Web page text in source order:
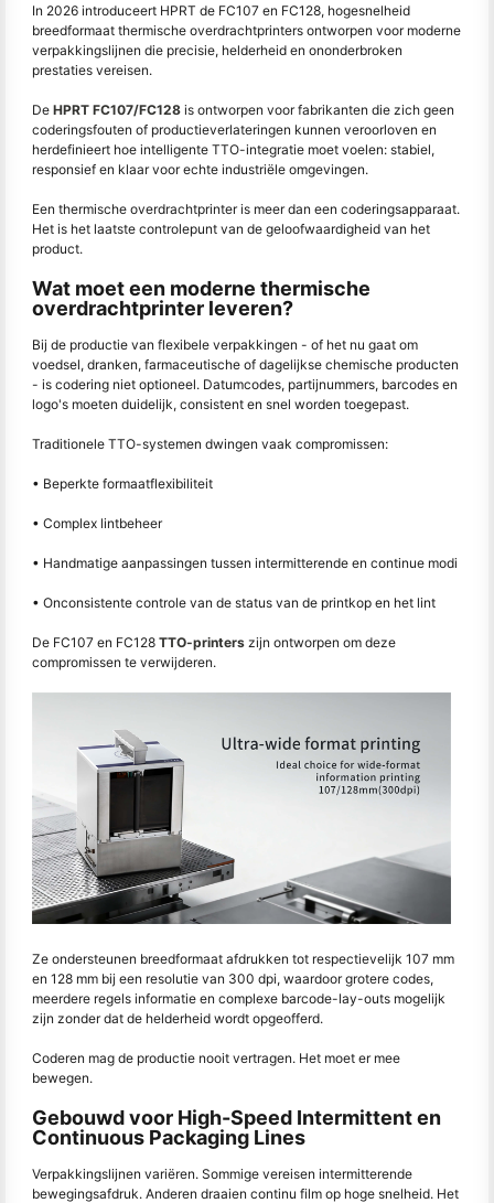
In 2026 introduceert HPRT de FC107 en FC128, hogesnelheid
breedformaat thermische overdrachtprinters ontworpen voor moderne
verpakkingslijnen die precisie, helderheid en ononderbroken
prestaties vereisen.
De HPRT FC107/FC128 is ontworpen voor fabrikanten die zich geen
coderingsfouten of productieverlateringen kunnen veroorloven en
herdefinieert hoe intelligente TTO-integratie moet voelen: stabiel,
responsief en klaar voor echte industriële omgevingen.
Een thermische overdrachtprinter is meer dan een coderingsapparaat.
Het is het laatste controlepunt van de geloofwaardigheid van het
product.
Wat moet een moderne thermische
overdrachtprinter leveren?
Bij de productie van flexibele verpakkingen - of het nu gaat om
voedsel, dranken, farmaceutische of dagelijkse chemische producten
- is codering niet optioneel. Datumcodes, partijnummers, barcodes en
logo's moeten duidelijk, consistent en snel worden toegepast.
Traditionele TTO-systemen dwingen vaak compromissen:
• Beperkte formaatflexibiliteit
• Complex lintbeheer
• Handmatige aanpassingen tussen intermitterende en continue modi
• Onconsistente controle van de status van de printkop en het lint
De FC107 en FC128 TTO-printers zijn ontworpen om deze
compromissen te verwijderen.
Ze ondersteunen breedformaat afdrukken tot respectievelijk 107 mm
en 128 mm bij een resolutie van 300 dpi, waardoor grotere codes,
meerdere regels informatie en complexe barcode-lay-outs mogelijk
zijn zonder dat de helderheid wordt opgeofferd.
Coderen mag de productie nooit vertragen. Het moet er mee
bewegen.
Gebouwd voor High-Speed Intermittent en
Continuous Packaging Lines
Verpakkingslijnen variëren. Sommige vereisen intermitterende
bewegingsafdruk. Anderen draaien continu film op hoge snelheid. Het